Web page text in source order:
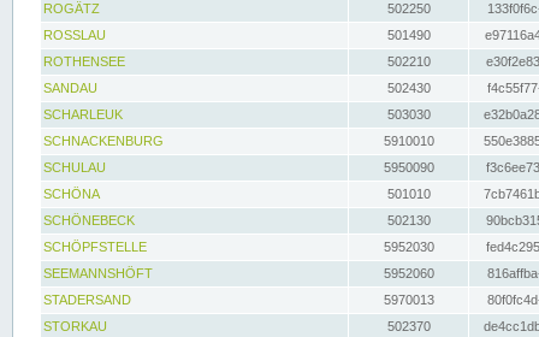
ROGÄTZ
502250
ROSSLAU
501490
ROTHENSEE
502210
SANDAU
502430
SCHARLEUK
503030
SCHNACKENBURG
5910010
SCHULAU
5950090
SCHÖNA
501010
SCHÖNEBECK
502130
SCHÖPFSTELLE
5952030
SEEMANNSHÖFT
5952060
STADERSAND
5970013
STORKAU
502370